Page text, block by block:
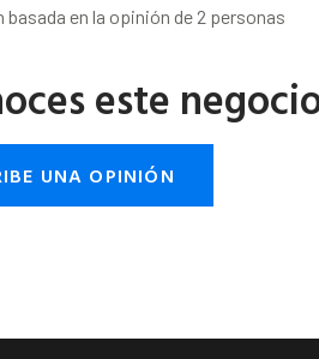
basada en la opinión de 2 personas
este
UNA OPINIÓN